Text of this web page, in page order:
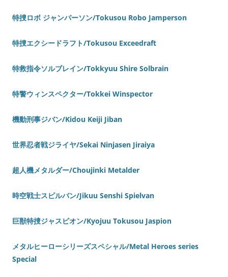
特捜ロボ ジャンパーソン/Tokusou Robo Jamperson
特捜エクシードラフト/Tokusou Exceedraft
特救指令ソルブレイン/Tokkyuu Shire Solbrain
特警ウィンスペクター/Tokkei Winspector
機動刑事ジバン/Kidou Keiji Jiban
世界忍者戦ジライヤ/Sekai Ninjasen Jiraiya
超人機メタルダー/Choujinki Metalder
時空戦士スピルバン/Jikuu Senshi Spielvan
巨獣特捜ジャスピオン/Kyojuu Tokusou Jaspion
メタルヒーローシリーズスペシャル/Metal Heroes series
Special